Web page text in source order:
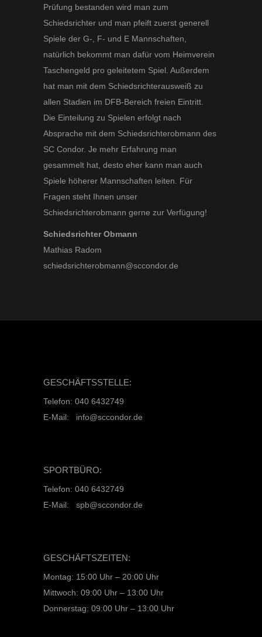
Prüfung bestanden wird man zum
Schiedsrichter und man pfeift zuerst generell
Spiele der G-, F- und E Mannschaften,
natürlich bekommt man dafür vom Heimverein
Taschengeld pro geleitetem Spiel. Außerdem
hat man mit dem Schiedsrichterausweiß zu
allen Stadien im DFB-Bereich freien Eintritt.
Die Einteilung zu Spielen erfolgt nach
Absprache mit dem Schiedsrichterobmann des
SC Condor. Je mehr Erfahrung man
gesammelt hat, desto eher kann man auch
Spiele höherer Mannschaften leiten. Für
Fragen steht Ihnen unser
Schiedsrichterobmann gerne zur Verfügung!
Schiedsrichter Obmann
Mathias Radom
schiedsrichterobmann@sccondor.de
GESCHÄFTSSTELLE:
Telefon: 040 6432749
E-Mail: info@sccondor.de
SPORTBÜRO:
Telefon: 040 6432749
E-Mail: spb@sccondor.de
GESCHÄFTSZEITEN:
Montag: 15:00 Uhr – 20:00 Uhr
Mittwoch: 09:00 Uhr – 13:00 Uhr
Donnerstag: 09:00 Uhr – 13:00 Uhr